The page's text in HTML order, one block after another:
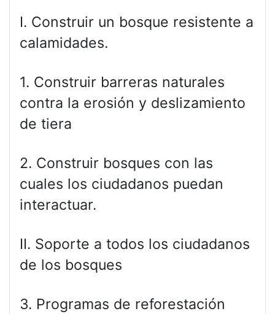
I. Construir un bosque resistente a
calamidades.
1. Construir barreras naturales
contra la erosión y deslizamiento
de tiera
2. Construir bosques con las
cuales los ciudadanos puedan
interactuar.
II. Soporte a todos los ciudadanos
de los bosques
3. Programas de reforestación